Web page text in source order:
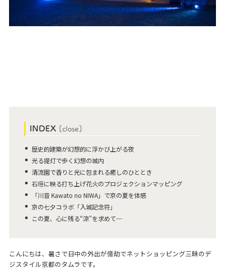
INDEX [close]
歴史的建築が幻想的に浮かび上がる夜
光る提灯で歩く幻想の城内
清流園で香りと光に包まれる癒しのひととき
石垣に映る打ち上げ花火のプロジェクションマッピング
「川音 Kawato no NIWA」で京の夏を体感
京の七夕コラボ「入城記念符」
この夏、心に残る“涼”を求めて─
こんにちは、暑さで日中の外出が億劫でネットショッピング三昧のデ
ジスタイル京都のタムラです。